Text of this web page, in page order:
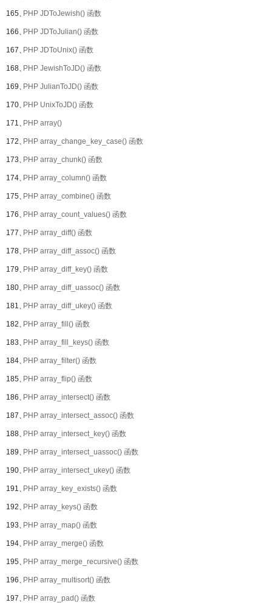
165、PHP JDToJewish() 函数
166、PHP JDToJulian() 函数
167、PHP JDToUnix() 函数
168、PHP JewishToJD() 函数
169、PHP JulianToJD() 函数
170、PHP UnixToJD() 函数
171、PHP array()
172、PHP array_change_key_case() 函数
173、PHP array_chunk() 函数
174、PHP array_column() 函数
175、PHP array_combine() 函数
176、PHP array_count_values() 函数
177、PHP array_diff() 函数
178、PHP array_diff_assoc() 函数
179、PHP array_diff_key() 函数
180、PHP array_diff_uassoc() 函数
181、PHP array_diff_ukey() 函数
182、PHP array_fill() 函数
183、PHP array_fill_keys() 函数
184、PHP array_filter() 函数
185、PHP array_flip() 函数
186、PHP array_intersect() 函数
187、PHP array_intersect_assoc() 函数
188、PHP array_intersect_key() 函数
189、PHP array_intersect_uassoc() 函数
190、PHP array_intersect_ukey() 函数
191、PHP array_key_exists() 函数
192、PHP array_keys() 函数
193、PHP array_map() 函数
194、PHP array_merge() 函数
195、PHP array_merge_recursive() 函数
196、PHP array_multisort() 函数
197、PHP array_pad() 函数